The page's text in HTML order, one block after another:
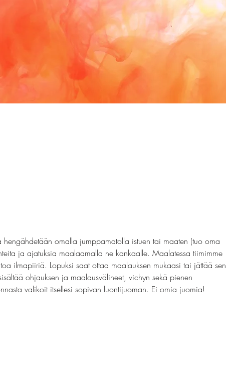
omalla jumppamatolla istuen tai maaten (tuo oma
ja ajatuksia maalaamalla ne kankaalle. Maalatessa tiimimme
ilmapiiriä. Lopuksi saat ottaa maalauksen mukaasi tai jättää sen
ohjauksen ja maalausvälineet, vichyn sekä pienen
valikoit itsellesi sopivan luontijuoman. Ei omia juomia!